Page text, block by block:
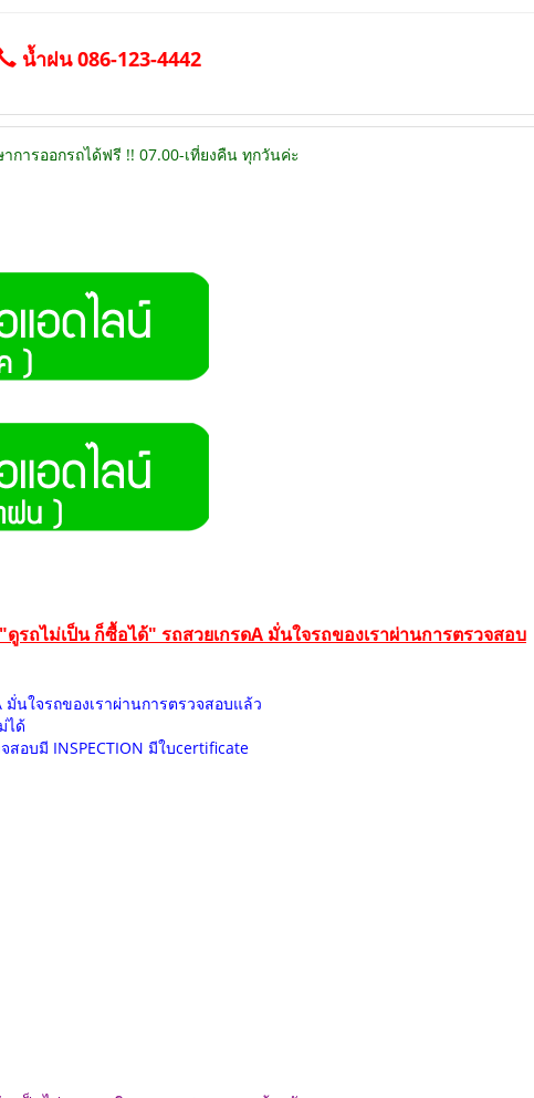
น้ำฝน 086-123-4442
การออกรถได้ฟรี !! 07.00-เที่ยงคืน ทุกวันค่ะ
ถไม่เป็น ก็ซื้อได้" รถสวยเกรดA มั่นใจรถของเราผ่านการตรวจสอบ
นใจรถของเราผ่านการตรวจสอบแล้ว
ได้
อบมี INSPECTION มีใบcertificate